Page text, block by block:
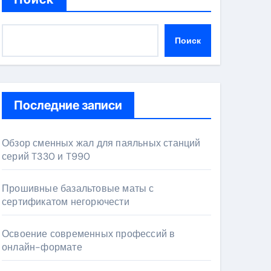
Поиск
Последние записи
Обзор сменных жал для паяльных станций
серий T330 и T990
Прошивные базальтовые маты с
сертификатом негорючести
Освоение современных профессий в
онлайн-формате